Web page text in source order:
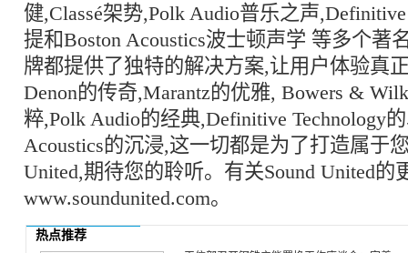
健,Classé架势,Polk Audio普乐之声
提和Boston Acoustics波士顿声学 等多个著
牌都提供了独特的解决方案,让用户体验真
Denon的传奇,Marantz的优雅, Bowers &
粹,Polk Audio的经典,Definitive Technology
Acoustics的沉浸,这一切都是为了打造属于
United,期待您的聆听。有关Sound United的
www.soundunited.com。
热点推荐